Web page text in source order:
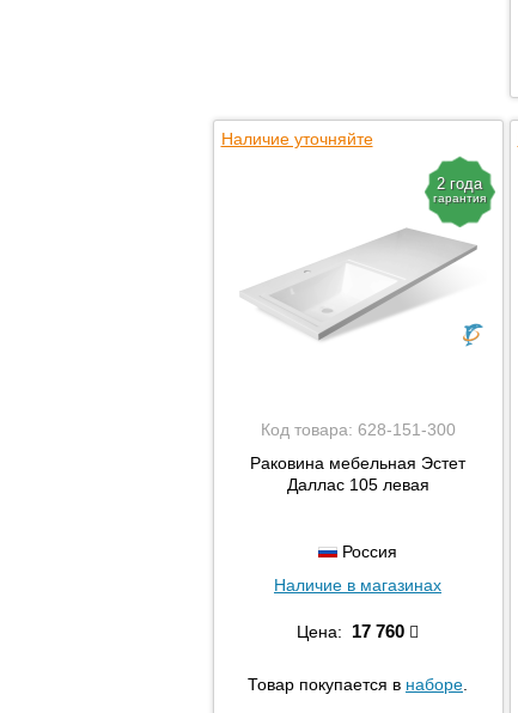
Наличие уточняйте
2 года
гарантия
Код товара: 628-151-300
Раковина мебельная Эстет
Даллас 105 левая
Россия
Наличие в магазинах
Цена: 17 760
Товар покупается в наборе